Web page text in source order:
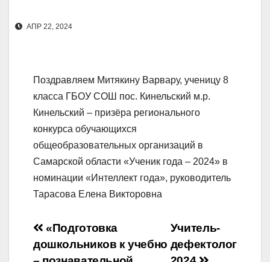
АПР 22, 2024
Поздравляем Митякину Варвару, ученицу 8
класса ГБОУ СОШ пос. Кинельский м.р.
Кинельский – призёра регионального
конкурса обучающихся
общеобразовательных организаций в
Самарской области «Ученик года – 2024» в
номинации «Интеллект года», руководитель
Тарасова Елена Викторовна
Навигация
по
Учитель-
дефектолог
«Подготовка
дошкольников к учебно